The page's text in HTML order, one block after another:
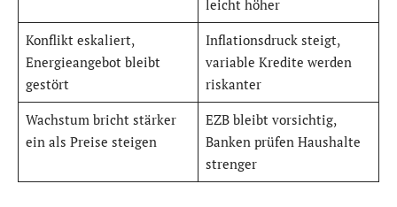
leicht höher
Konflikt eskaliert,
Energieangebot bleibt
gestört
Inflationsdruck steigt,
variable Kredite werden
riskanter
Wachstum bricht stärker
ein als Preise steigen
EZB bleibt vorsichtig,
Banken prüfen Haushalte
strenger